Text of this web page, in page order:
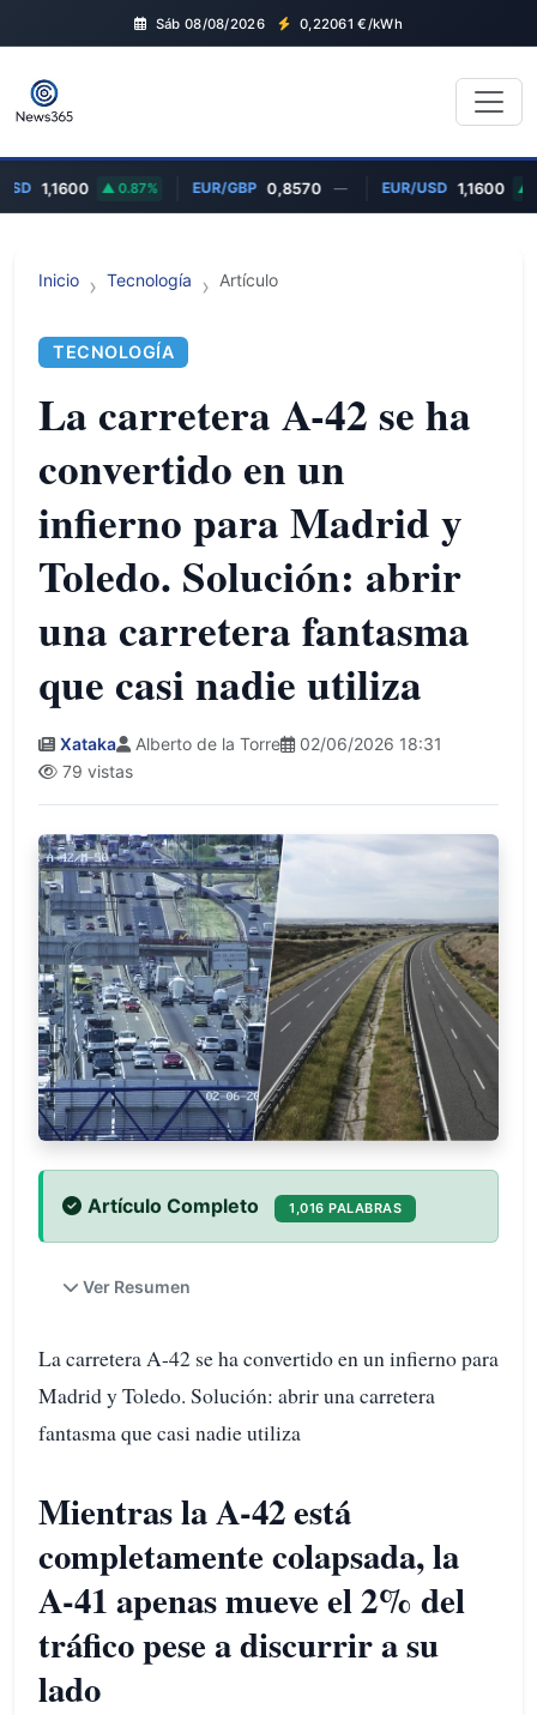
Sáb 08/08/2026 0,22061 €/kWh
1,1600 0.87% EUR/GBP 0,8570 — EUR/USD 1,1600
Inicio Tecnología Artículo
TECNOLOGÍA
La carretera A-42 se ha
convertido en un
infierno para Madrid y
Toledo. Solución: abrir
una carretera fantasma
que casi nadie utiliza
Xataka Alberto de la Torre
02/06/2026 18:31
79 vistas
Artículo Completo 1,016 PALABRAS
Ver Resumen
La carretera A-42 se ha convertido en un infierno para
Madrid y Toledo. Solución: abrir una carretera
fantasma que casi nadie utiliza
Mientras la A-42 está
completamente colapsada, la
A-41 apenas mueve el 2% del
tráfico pese a discurrir a su
lado